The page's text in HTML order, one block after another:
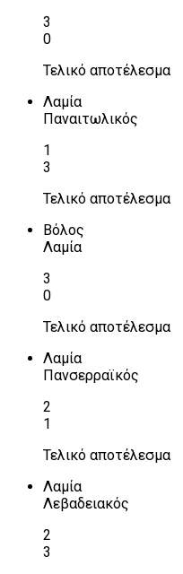
3
0
Τελικό αποτέλεσμα
Λαμία
Παναιτωλικός
1
3
Τελικό αποτέλεσμα
Βόλος
Λαμία
3
0
Τελικό αποτέλεσμα
Λαμία
Πανσερραϊκός
2
1
Τελικό αποτέλεσμα
Λαμία
Λεβαδειακός
2
3